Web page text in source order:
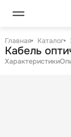
Главная Каталог
Кабель
Характеристики